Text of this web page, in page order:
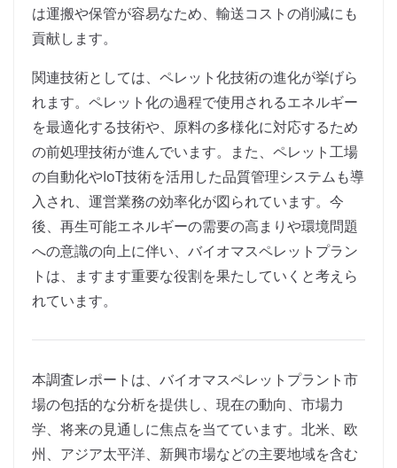
は運搬や保管が容易なため、輸送コストの削減にも
貢献します。
関連技術としては、ペレット化技術の進化が挙げら
れます。ペレット化の過程で使用されるエネルギー
を最適化する技術や、原料の多様化に対応するため
の前処理技術が進んでいます。また、ペレット工場
の自動化やIoT技術を活用した品質管理システムも導
入され、運営業務の効率化が図られています。今
後、再生可能エネルギーの需要の高まりや環境問題
への意識の向上に伴い、バイオマスペレットプラン
トは、ますます重要な役割を果たしていくと考えら
れています。
本調査レポートは、バイオマスペレットプラント市
場の包括的な分析を提供し、現在の動向、市場力
学、将来の見通しに焦点を当てています。北米、欧
州、アジア太平洋、新興市場などの主要地域を含む